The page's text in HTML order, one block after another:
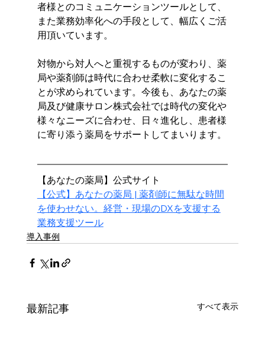
者様とのコミュニケーションツールとして、
また業務効率化への手段として、幅広くご活
用頂いています。
対物から対人へと重視するものが変わり、薬
局や薬剤師は時代に合わせ柔軟に変化するこ
とが求められています。今後も、あなたの薬
局及び健康サロン株式会社では時代の変化や
様々なニーズに合わせ、日々進化し、患者様
に寄り添う薬局をサポートしてまいります。
【あなたの薬局】公式サイト
【公式】あなたの薬局 | 薬剤師に無駄な時間
を使わせない。経営・現場のDXを支援する
業務支援ツール
導入事例
最新記事 すべて表示